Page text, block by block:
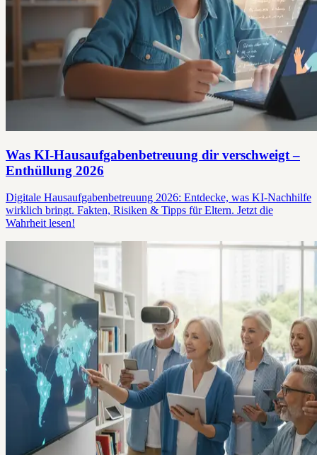
Was KI-Hausaufgabenbetreuung dir verschweigt –
Enthüllung 2026
Digitale Hausaufgabenbetreuung 2026: Entdecke, was KI-Nachhilfe
wirklich bringt. Fakten, Risiken & Tipps für Eltern. Jetzt die
Wahrheit lesen!